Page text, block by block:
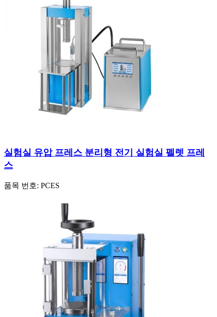
실험실 유압 프레스 분리형 전기 실험실 펠렛 프레
스
품목 번호: PCES